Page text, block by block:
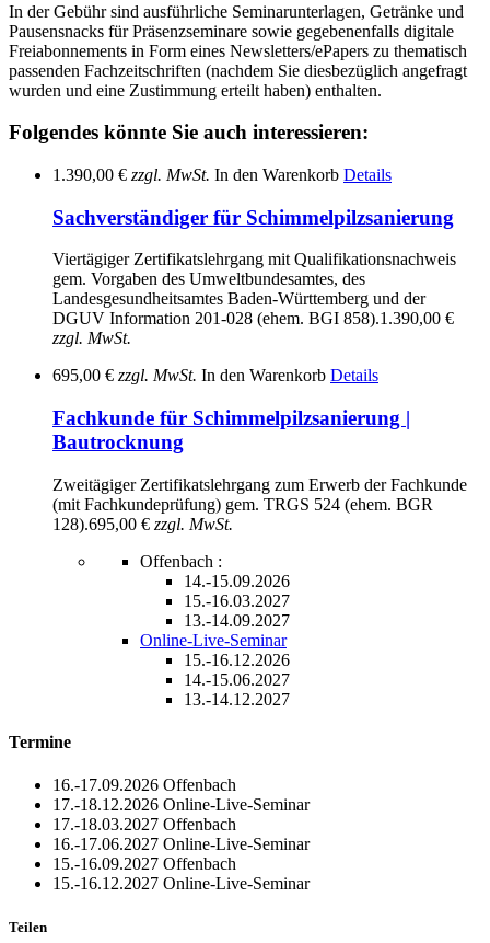
In der Gebühr sind ausführliche Seminarunterlagen, Getränke und
Pausensnacks für Präsenzseminare sowie gegebenenfalls digitale
Freiabonnements in Form eines Newsletters/ePapers zu thematisch
passenden Fachzeitschriften (nachdem Sie diesbezüglich angefragt
wurden und eine Zustimmung erteilt haben) enthalten.
Folgendes könnte Sie auch interessieren:
1.390,00 € zzgl. MwSt. In den Warenkorb Details
Sachverständiger für Schimmelpilzsanierung
Viertägiger Zertifikatslehrgang mit Qualifikationsnachweis
gem. Vorgaben des Umweltbundesamtes, des
Landesgesundheitsamtes Baden-Württemberg und der
DGUV Information 201-028 (ehem. BGI 858).1.390,00 €
zzgl. MwSt.
695,00 € zzgl. MwSt. In den Warenkorb Details
Fachkunde für Schimmelpilzsanierung |
Bautrocknung
Zweitägiger Zertifikatslehrgang zum Erwerb der Fachkunde
(mit Fachkundeprüfung) gem. TRGS 524 (ehem. BGR
128).695,00 € zzgl. MwSt.
Offenbach :
14.-15.09.2026
15.-16.03.2027
13.-14.09.2027
Online-Live-Seminar
15.-16.12.2026
14.-15.06.2027
13.-14.12.2027
Termine
16.-17.09.2026 Offenbach
17.-18.12.2026 Online-Live-Seminar
17.-18.03.2027 Offenbach
16.-17.06.2027 Online-Live-Seminar
15.-16.09.2027 Offenbach
15.-16.12.2027 Online-Live-Seminar
Teilen